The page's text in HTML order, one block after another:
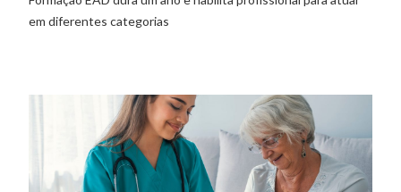
em diferentes categorias